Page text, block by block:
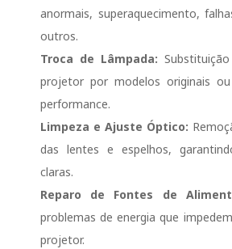
anormais, superaquecimento,
outros.
Troca de Lâmpada:
projetor por modelos originais
performance.
Limpeza e Ajuste Óptico:
das lentes e espelhos,
claras.
Reparo de Fontes de
problemas de energia que
projetor.